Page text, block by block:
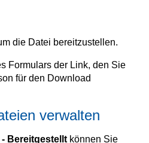
die Datei bereitzustellen.
Formulars der Link, den Sie
für den Download
verwalten
- Bereitgestellt können Sie